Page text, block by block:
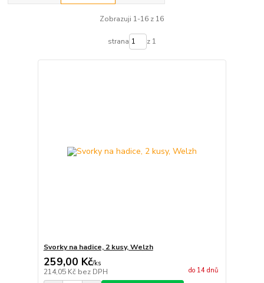
Zobrazuji 1-16 z 16
strana z 1
Svorky na hadice, 2 kusy, Welzh
259,00 Kč/ks
214,05 Kč bez DPH do 14 dnů